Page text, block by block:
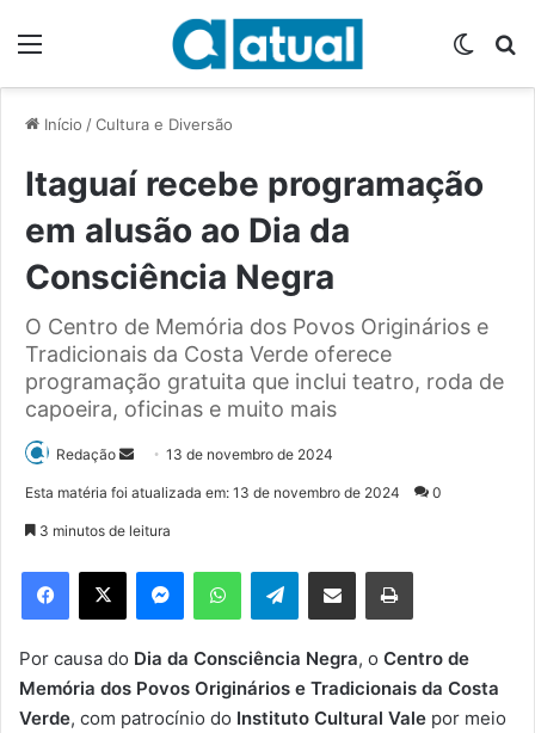
Início /Cultura e Diversão
Itaguaí recebe programação
em alusão ao Dia da
Consciência Negra
O Centro de Memória dos Povos Originários e
Tradicionais da Costa Verde oferece
programação gratuita que inclui teatro, roda de
capoeira, oficinas e muito mais
Redação
d
e
m
e
-
m
13 de novembro de 2024
Esta matéria foi atualizada em: 13 de novembro de 2024 0
3 minutos de leitura
Telegram
Por causa do Dia da Consciência Negra, o Centro de
Memória dos Povos Originários e Tradicionais da Costa
Verde, com patrocínio do Instituto Cultural Vale por meio